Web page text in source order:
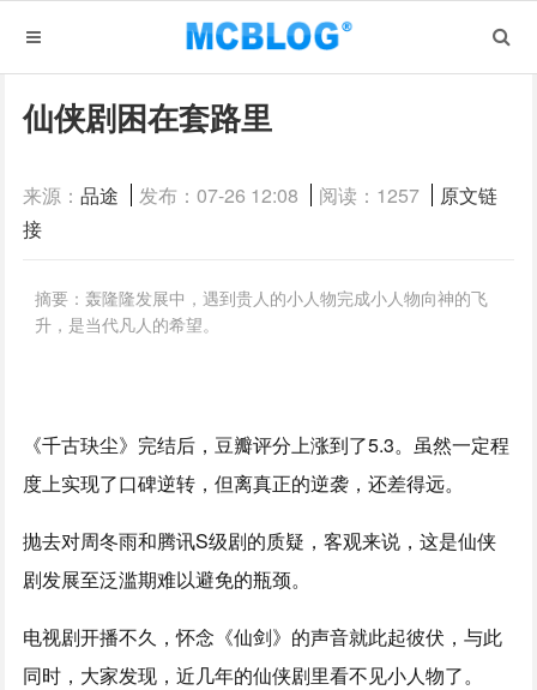
仙侠剧困在套路里
来源：品途 发布：07-26 12:08 阅读：1257
原文链
接
摘要：轰隆隆发展中，遇到贵人的小人物完成小人物向神的飞
升，是当代凡人的希望。
《千古玦尘》完结后，豆瓣评分上涨到了5.3。虽然一定程
度上实现了口碑逆转，但离真正的逆袭，还差得远。
抛去对周冬雨和腾讯S级剧的质疑，客观来说，这是仙侠
剧发展至泛滥期难以避免的瓶颈。
电视剧开播不久，怀念《仙剑》的声音就此起彼伏，与此
同时，大家发现，近几年的仙侠剧里看不见小人物了。